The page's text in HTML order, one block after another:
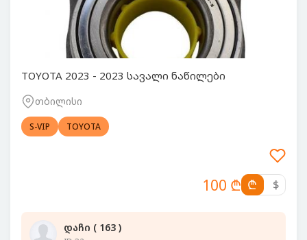
TOYOTA 2023 - 2023 სავალი ნაწილები
თბილისი
S-VIP TOYOTA
100 ₾ ₾ $
დაჩი ( 163 )